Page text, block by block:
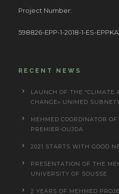
Project Number:
598826-EPP-1-2018-1-ES-
RECENT NEWS
LAUNCH OF THE “CLIMATE
CHANGE» UNIMED
MEHMED COORDINATOR
PREMIER-OUJDA
2021 STARTS WITH GOOD
PRESENTATION OF THE
UNIVERSITY OF SOUSSE
2 YEARS OF MEHMED